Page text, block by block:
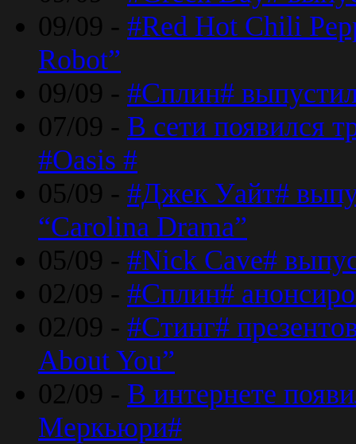
09/09 - #Red Hot Chili
Robot”
09/09 - #Сплин#
07/09 - В сети появился
#Oasis #
05/09 - #Джек Уайт#
“Carolina Drama”
05/09 - #Nick Cave#
02/09 - #Сплин#
02/09 - #Стинг#
About You”
02/09 - В интернете
Меркьюри#